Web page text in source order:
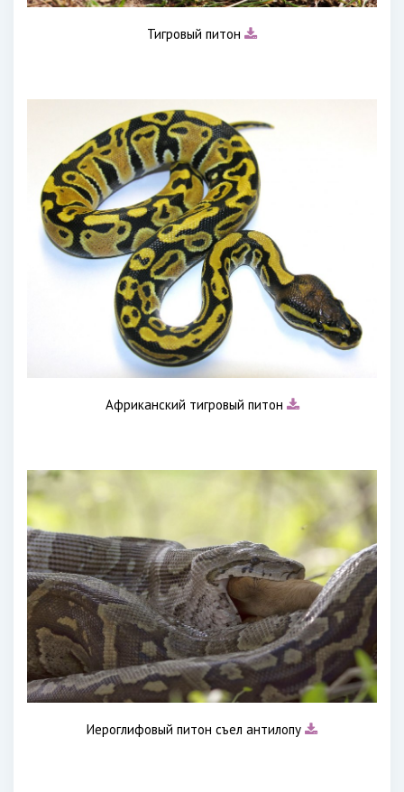
Тигровый питон
Африканский тигровый питон
Иероглифовый питон съел антилопу